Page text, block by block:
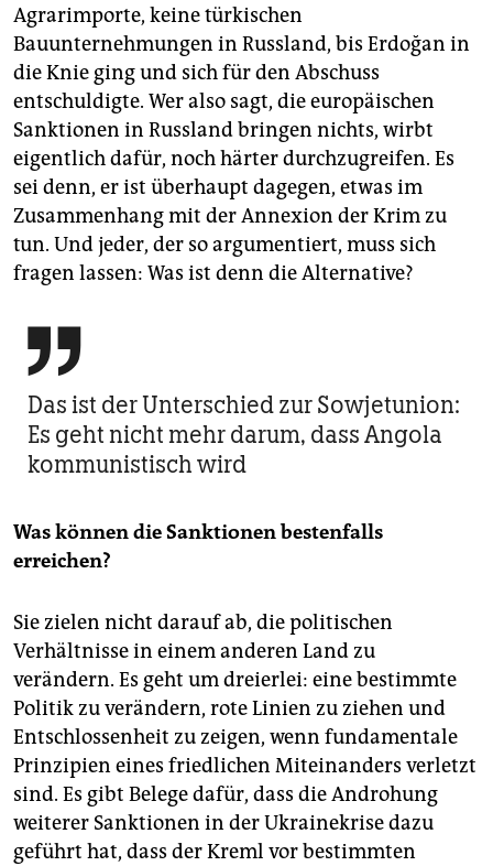
Agrarimporte, keine türkischen
Bauunternehmungen in Russland, bis Erdoğan in
die Knie ging und sich für den Abschuss
entschuldigte. Wer also sagt, die europäischen
Sanktionen in Russland bringen nichts, wirbt
eigentlich dafür, noch härter durchzugreifen. Es
sei denn, er ist überhaupt dagegen, etwas im
Zusammenhang mit der Annexion der Krim zu
tun. Und jeder, der so argumentiert, muss sich
fragen lassen: Was ist denn die Alternative?

Das ist der Unterschied zur Sowjetunion:
Es geht nicht mehr darum, dass Angola
kommunistisch wird
Was können die Sanktionen bestenfalls
erreichen?
Sie zielen nicht darauf ab, die politischen
Verhältnisse in einem anderen Land zu
verändern. Es geht um dreierlei: eine bestimmte
Politik zu verändern, rote Linien zu ziehen und
Entschlossenheit zu zeigen, wenn fundamentale
Prinzipien eines friedlichen Miteinanders verletzt
sind. Es gibt Belege dafür, dass die Androhung
weiterer Sanktionen in der Ukrainekrise dazu
geführt hat, dass der Kreml vor bestimmten